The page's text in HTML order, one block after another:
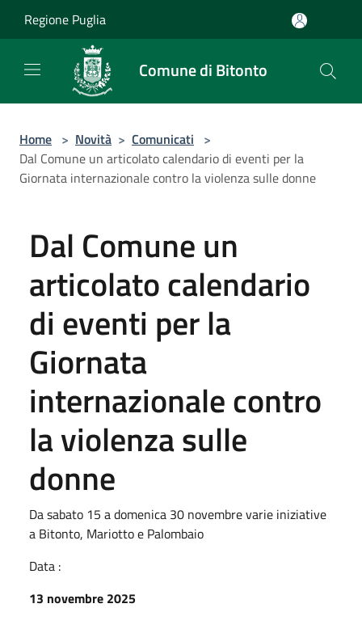
Regione Puglia
Comune di Bitonto
Home > Novità > Comunicati >
Dal Comune un articolato calendario di eventi per la
Giornata internazionale contro la violenza sulle donne
Dal Comune un
articolato calendario
di eventi per la
Giornata
internazionale contro
la violenza sulle
donne
Da sabato 15 a domenica 30 novembre varie iniziative
a Bitonto, Mariotto e Palombaio
Data :
13 novembre 2025